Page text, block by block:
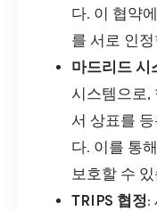
다. 이 협약
를 서로 인
마드리드 시
시스템으로,
서 상표를
다. 이를 통
보호할 수
TRIPS 협정: